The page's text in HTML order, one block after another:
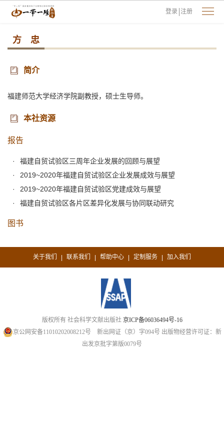
登录 注册
方 忠
简介
福建师范大学经济学院副教授，硕士生导师。
本社资源
报告
福建自贸试验区三周年企业发展的回顾与展望
2019~2020年福建自贸试验区企业发展成效与展望
2019~2020年福建自贸试验区党建成效与展望
福建自贸试验区各片区差异化发展与协同联动研究
图书
关于我们 | 联系我们 | 帮助中心 | 定制服务 | 加入我们
版权所有 社会科学文献出版社 京ICP备06036494号-16
京公网安备11010202008212号 新出网证（京）字094号 出版物经营许可证：新
出发京批字第版0079号